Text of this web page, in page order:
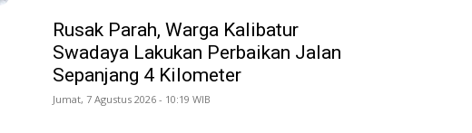
Rusak Parah, Warga Kalibatur
Swadaya Lakukan Perbaikan Jalan
Sepanjang 4 Kilometer
Jumat, 7 Agustus 2026 - 10:19 WIB